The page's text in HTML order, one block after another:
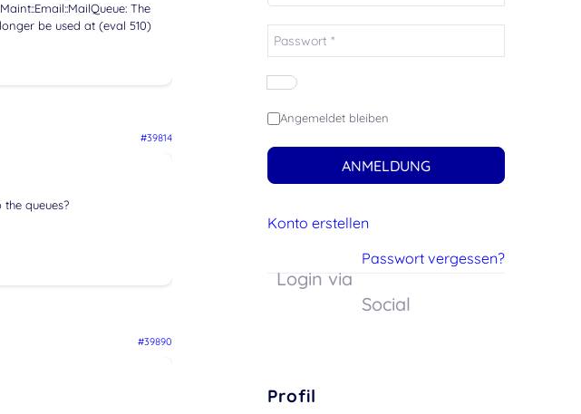
The
be used at (eval 510)
#39814
queues?
#39890
Angemeldet bleiben
ANMELDUNG
Konto erstellen
Passwort vergessen?
Login via
Social
Profil